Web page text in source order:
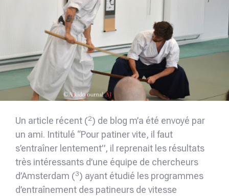
Un article récent (2) de blog m’a été envoyé par
un ami. Intitulé “Pour patiner vite, il faut
s’entraîner lentement”, il reprenait les résultats
très intéressants d’une équipe de chercheurs
d’Amsterdam (3) ayant étudié les programmes
d’entraînement des patineurs de vitesse